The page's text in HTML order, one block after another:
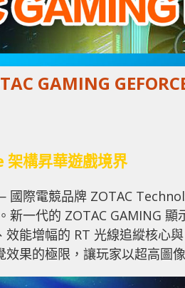
GAMING
構昇華遊戲境界
國際電競品牌 ZOTAC
新一代的 ZOTAC GAMING
效能增幅的 RT 光線追縱核心
果的極限，讓玩家以超高圖